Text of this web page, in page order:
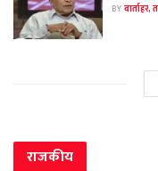
BY
राजकीय